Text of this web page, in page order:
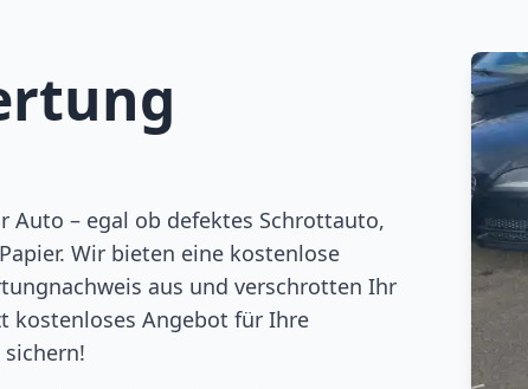
Auto – egal ob defektes Schrottauto,
Wir bieten eine kostenlose
aus und verschrotten Ihr
kostenloses Angebot für Ihre